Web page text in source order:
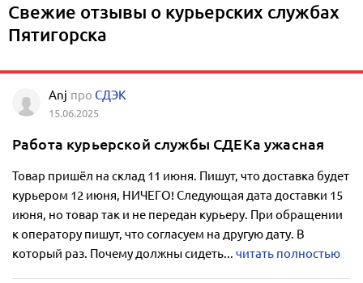
Свежие отзывы о курьерских службах
Пятигорска
Anj про СДЭК
15.06.2025
Работа курьерской службы СДЕКа ужасная
Товар пришёл на склад 11 июня. Пишут, что доставка будет
курьером 12 июня, НИЧЕГО! Следующая дата доставки 15
июня, но товар так и не передан курьеру. При обращении
к оператору пишут, что согласуем на другую дату. В
который раз. Почему должны сидеть... читать полностью